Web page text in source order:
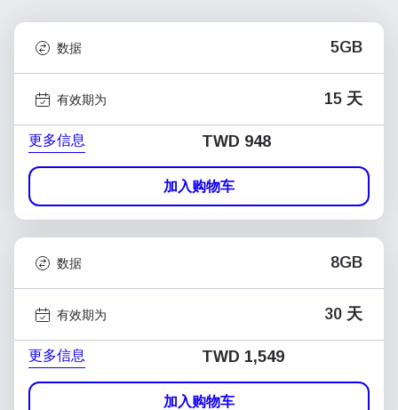
数据 5GB
有效期为 15 天
更多信息 TWD 948
加入购物车
数据 8GB
有效期为 30 天
更多信息 TWD 1,549
加入购物车